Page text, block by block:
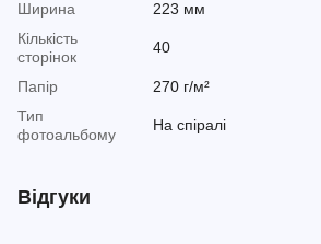
Ширина
223 мм
Кількість
сторінок
40
Папір
270 г/м²
Тип
фотоальбому
На спіралі
Відгуки